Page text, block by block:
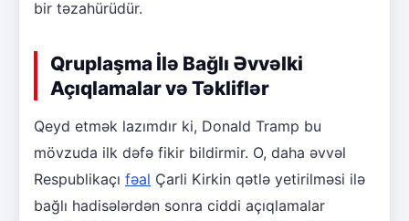
bir təzahürüdür.
Qruplaşma İlə Bağlı Əvvəlki
Açıqlamalar və Təkliflər
Qeyd etmək lazımdır ki, Donald Tramp bu
mövzuda ilk dəfə fikir bildirmir. O, daha əvvəl
Respublikaçı fəal Çarli Kirkin qətlə yetirilməsi ilə
bağlı hadisələrdən sonra ciddi açıqlamalar